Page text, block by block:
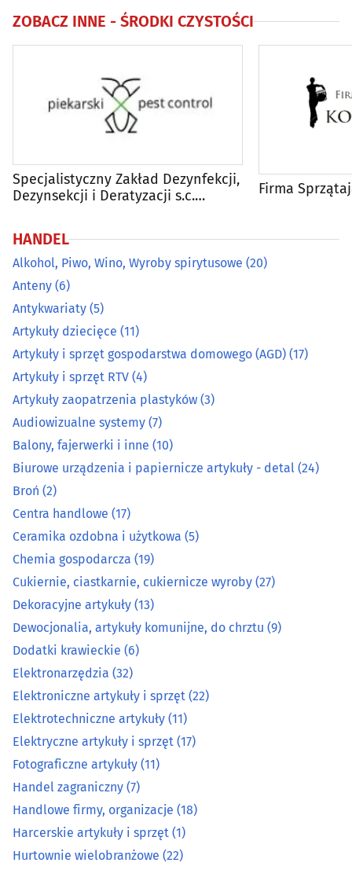
Audiowizualne systemy
Balony, fajerwerki i inne
Broń(2)
Centra handlowe(17)
Ceramika ozdobna i użytkowa
Chemia gospodarcza
Cukiernie, ciastkarnie, cukiernicze wyroby (27)
Dekoracyjne artykuły(13)
Dewocjonalia, artykuły komunijne, do chrztu
Dodatki krawieckie (6)
Elektronarzędzia (32)
Elektroniczne artykuły i sprzęt
Elektrotechniczne artykuły
Elektryczne artykuły i sprzęt (17)
Fotograficzne artykuły
Handel zagraniczny(7)
Handlowe firmy, organizacje
Harcerskie artykuły i sprzęt
Hurtownie wielobranżowe(22)
ZOBACZ INNE - ŚRODKI CZYSTOŚCI
Specjalistyczny Zakład Dezynfekcji,
Dezynsekcji i Deratyzacji s.c.
Firma
HANDEL
Alkohol, Piwo, Wino, Wyroby spirytusowe (20)
Anteny (6)
Antykwariaty (5)
Artykuły dziecięce (11)
Artykuły i sprzęt gospodarstwa domowego (AGD) (17)
Artykuły i sprzęt RTV (4)
Artykuły zaopatrzenia plastyków (3)
Audiowizualne systemy (7)
Balony, fajerwerki i inne (10)
Biurowe urządzenia i papiernicze artykuły - detal (24)
Broń (2)
Centra handlowe (17)
Ceramika ozdobna i użytkowa (5)
Chemia gospodarcza (19)
Cukiernie, ciastkarnie, cukiernicze wyroby (27)
Dekoracyjne artykuły (13)
Dewocjonalia, artykuły komunijne, do chrztu (9)
Dodatki krawieckie (6)
Elektronarzędzia (32)
Elektroniczne artykuły i sprzęt (22)
Elektrotechniczne artykuły (11)
Elektryczne artykuły i sprzęt (17)
Fotograficzne artykuły (11)
Handel zagraniczny (7)
Handlowe firmy, organizacje (18)
Harcerskie artykuły i sprzęt (1)
Hurtownie wielobranżowe (22)